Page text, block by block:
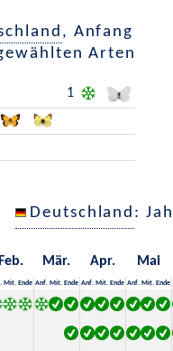
, Anfang
Arten
1
Deutschland :
Mär. Apr. Mai
Mit. Ende Anf. Mit. Ende Anf. Mit. Ende Anf. Mit. Ende